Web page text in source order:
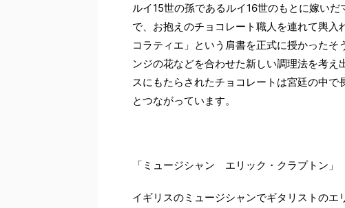
ルイ15世の孫であるルイ16世のもとに嫁い
で、お抱えのチョコレート職人を連れて輿
コラティエ」という肩書を正式に授かった
ンジの花などを合わせた新しい調理法を考
スにもたらされたチョコレートは宮廷の中
とつながっています。
「ミュージシャン エリック・クラプトン」
イギリスのミュージシャンでギタリストの